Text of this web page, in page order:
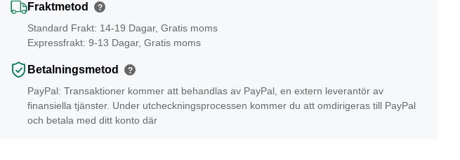
Fraktmetod ?
Standard Frakt: 14-19 Dagar, Gratis moms
Expressfrakt: 9-13 Dagar, Gratis moms
Betalningsmetod ?
PayPal: Transaktioner kommer att behandlas av PayPal, en extern leverantör av
finansiella tjänster. Under utcheckningsprocessen kommer du att omdirigeras till PayPal
och betala med ditt konto där